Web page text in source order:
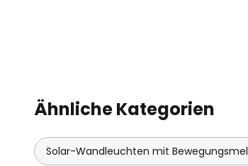
Ähnliche Kategorien
Solar-Wandleuchten mit